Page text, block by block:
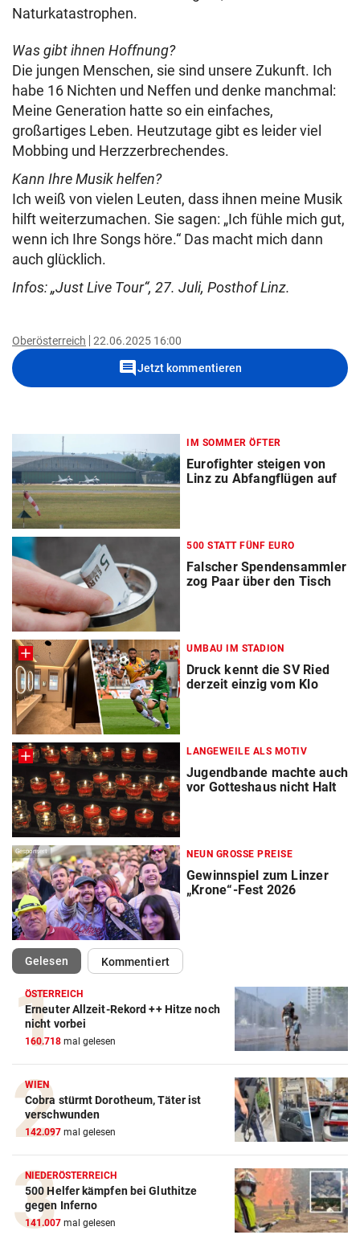
Naturkatastrophen.
Was gibt ihnen Hoffnung?
Die jungen Menschen, sie sind unsere Zukunft. Ich
habe 16 Nichten und Neffen und denke manchmal:
Meine Generation hatte so ein einfaches,
großartiges Leben. Heutzutage gibt es leider viel
Mobbing und Herzzerbrechendes.
Kann Ihre Musik helfen?
Ich weiß von vielen Leuten, dass ihnen meine Musik
hilft weiterzumachen. Sie sagen: „Ich fühle mich gut,
wenn ich Ihre Songs höre.“ Das macht mich dann
auch glücklich.
Infos: „Just Live Tour“, 27. Juli, Posthof Linz.
Oberösterreich 22.06.2025 16:00
commentJetzt kommentieren
IM SOMMER ÖFTER
Eurofighter steigen von
Linz zu Abfangflügen auf
500 STATT FÜNF EURO
Falscher Spendensammler
zog Paar über den Tisch
UMBAU IM STADION
Druck kennt die SV Ried
derzeit einzig vom Klo
LANGEWEILE ALS MOTIV
Jugendbande machte auch
vor Gotteshaus nicht Halt
Gesponsert NEUN GROSSE PREISE
Gewinnspiel zum Linzer
„Krone“-Fest 2026
Gelesen(ausgewählt)Kommentiert
ÖSTERREICH
Erneuter Allzeit-Rekord ++ Hitze noch
nicht vorbei
160.718 mal gelesen
WIEN
Cobra stürmt Dorotheum, Täter ist
verschwunden
142.097 mal gelesen
NIEDERÖSTERREICH
500 Helfer kämpfen bei Gluthitze
gegen Inferno
141.007 mal gelesen